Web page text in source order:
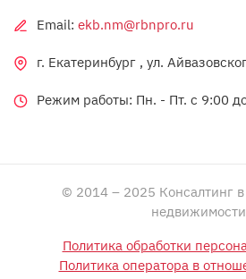
Email: ekb.nm@rbnpro.ru
г. Екатеринбург , ул.
Режим работы: Пн. - Пт. c 9:00
© 2014 – 2025 Консалтинг
Политика обработки
Политика оператора в